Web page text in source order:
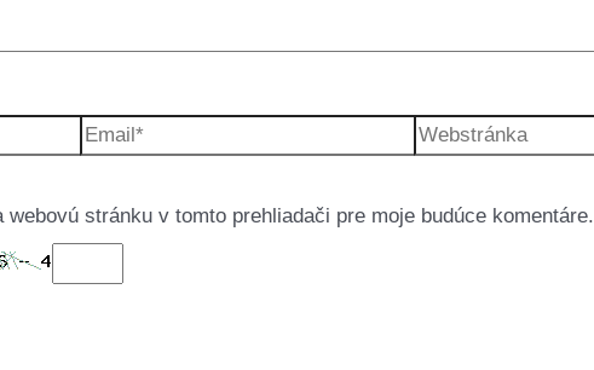
Email* Webstránka
stránku v tomto prehliadači pre moje budúce komentáre.